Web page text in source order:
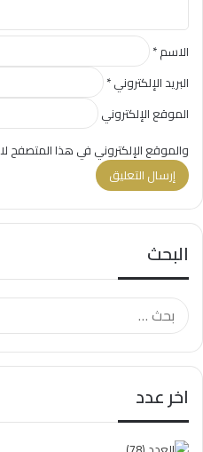
الاسم*
البريد الإلكتروني*
الموقع الإلكتروني
والموقع الإلكتروني في هذا المتصفح
البحث
اخر عدد